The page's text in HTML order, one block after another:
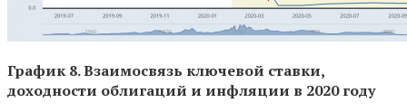
График 8. Взаимосвязь ключевой ставки,
доходности облигаций и инфляции в 2020 году